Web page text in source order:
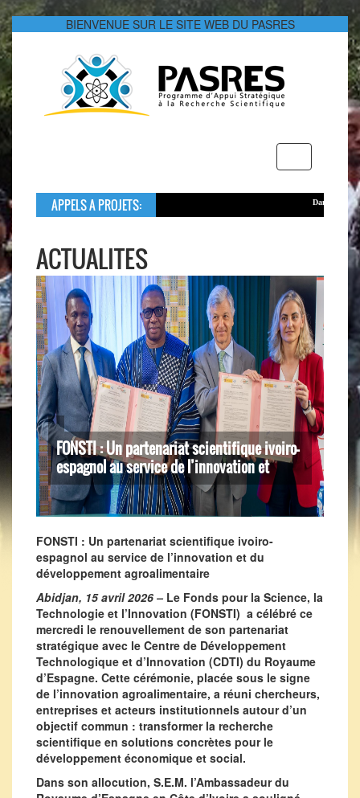
BIENVENUE SUR LE SITE WEB DU PASRES
navigation
APPELS A PROJETS:
Dans le cadre de son
Le montant global
ACTUALITES
FONSTI : Un partenariat scientifique ivoiro-
espagnol au service de l’innovation et
FONSTI : Un partenariat scientifique ivoiro-
espagnol au service de l’innovation et du
développement agroalimentaire
Abidjan, 15 avril 2026 – Le Fonds pour la Science, la
Technologie et l’Innovation (FONSTI) a célébré ce
mercredi le renouvellement de son partenariat
stratégique avec le Centre de Développement
Technologique et d’Innovation (CDTI) du Royaume
d’Espagne. Cette cérémonie, placée sous le signe
de l’innovation agroalimentaire, a réuni chercheurs,
entreprises et acteurs institutionnels autour d’un
objectif commun : transformer la recherche
scientifique en solutions concrètes pour le
développement économique et social.
Dans son allocution, S.E.M. l’Ambassadeur du